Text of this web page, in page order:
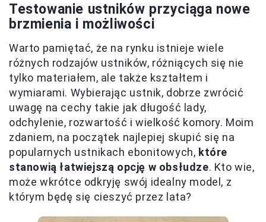
Testowanie ustników przyciąga nowe
brzmienia i możliwości
Warto pamiętać, że na rynku istnieje wiele
różnych rodzajów ustników, różniących się nie
tylko materiałem, ale także kształtem i
wymiarami. Wybierając ustnik, dobrze zwrócić
uwagę na cechy takie jak długość lady,
odchylenie, rozwartość i wielkość komory. Moim
zdaniem, na początek najlepiej skupić się na
popularnych ustnikach ebonitowych, które
stanowią łatwiejszą opcję w obsłudze. Kto wie,
może wkrótce odkryję swój idealny model, z
którym będę się cieszyć przez lata?